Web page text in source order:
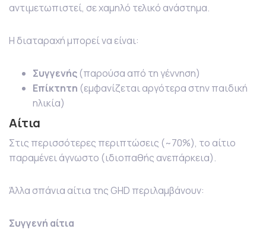
αντιμετωπιστεί, σε χαμηλό τελικό ανάστημα.
Η διαταραχή μπορεί να είναι:
Συγγενής (παρούσα από τη γέννηση)
Επίκτητη (εμφανίζεται αργότερα στην παιδική
ηλικία)
Αίτια
Στις περισσότερες περιπτώσεις (~70%), το αίτιο
παραμένει άγνωστο (ιδιοπαθής ανεπάρκεια).
Άλλα σπάνια αίτια της GHD περιλαμβάνουν:
Συγγενή αίτια